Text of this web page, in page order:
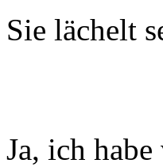
Sie lächelt
Ja, ich